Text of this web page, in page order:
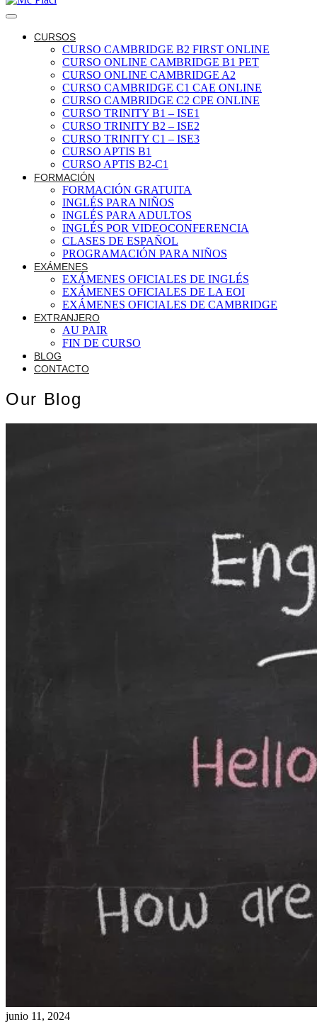
CURSOS
CURSO CAMBRIDGE B2 FIRST ONLINE
CURSO ONLINE CAMBRIDGE B1 PET
CURSO ONLINE CAMBRIDGE A2
CURSO CAMBRIDGE C1 CAE ONLINE
CURSO CAMBRIDGE C2 CPE ONLINE
CURSO TRINITY B1 – ISE1
CURSO TRINITY B2 – ISE2
CURSO TRINITY C1 – ISE3
CURSO APTIS B1
CURSO APTIS B2-C1
FORMACIÓN
FORMACIÓN GRATUITA
INGLÉS PARA NIÑOS
INGLÉS PARA ADULTOS
INGLÉS POR VIDEOCONFERENCIA
CLASES DE ESPAÑOL
PROGRAMACIÓN PARA NIÑOS
EXÁMENES
EXÁMENES OFICIALES DE INGLÉS
EXÁMENES OFICIALES DE LA EOI
EXÁMENES OFICIALES DE CAMBRIDGE
EXTRANJERO
AU PAIR
FIN DE CURSO
BLOG
CONTACTO
Our Blog
junio 11, 2024